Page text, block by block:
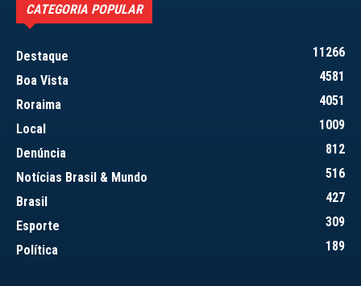
CATEGORIA POPULAR
Destaque
11266
Boa Vista
4581
Roraima
4051
Local
1009
Denúncia
812
Notícias Brasil & Mundo
516
Brasil
427
Esporte
309
Política
189